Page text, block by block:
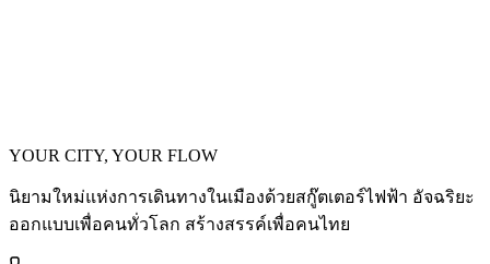
YOUR CITY, YOUR FLOW
นิยามใหม่แห่งการเดินทางในเมืองด้วยสกู๊ตเตอร์ไฟฟ้า อัจฉริยะ
ออกแบบเพื่อคนทั่วโลก สร้างสรรค์เพื่อคนไทย